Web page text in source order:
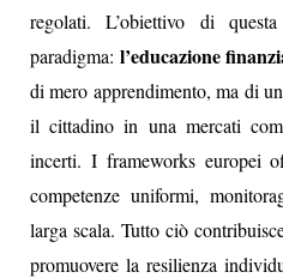
regolati. L’obiettivo di
paradigma: l’educazione
di mero apprendimento, ma di
il cittadino in una mercati
incerti. I frameworks europei
competenze uniformi,
larga scala. Tutto ciò
promuovere la resilienza